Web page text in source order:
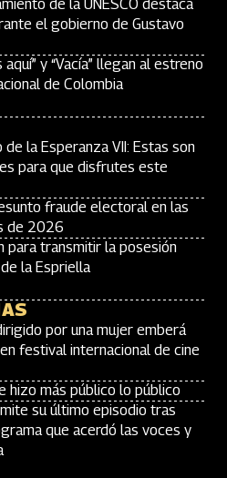
de la UNESCO destaca
el gobierno de Gustavo
aquí” y “Vacía” llegan al estreno
de Colombia
la Esperanza VII: Estas son
para que disfrutes este
fraude electoral en las
de 2026
para transmitir la posesión
la Espriella
por una mujer emberá
festival internacional de cine
hizo más público lo público
su último episodio tras
que acerdó las voces y